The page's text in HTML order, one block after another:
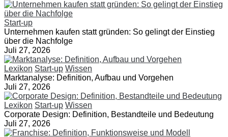
Start-up
Unternehmen kaufen statt gründen: So gelingt der Einstieg
über die Nachfolge
Juli 27, 2026
Lexikon Start-up Wissen
Marktanalyse: Definition, Aufbau und Vorgehen
Juli 27, 2026
Lexikon Start-up Wissen
Corporate Design: Definition, Bestandteile und Bedeutung
Juli 27, 2026